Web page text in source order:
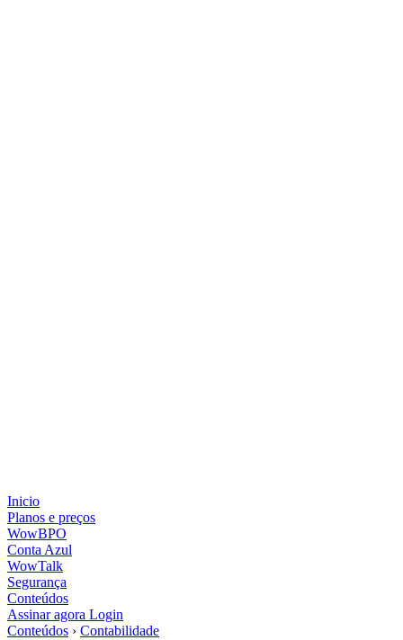
Inicio
Planos e preços
WowBPO
Conta Azul
WowTalk
Segurança
Conteúdos
Assinar agora Login
Conteúdos › Contabilidade